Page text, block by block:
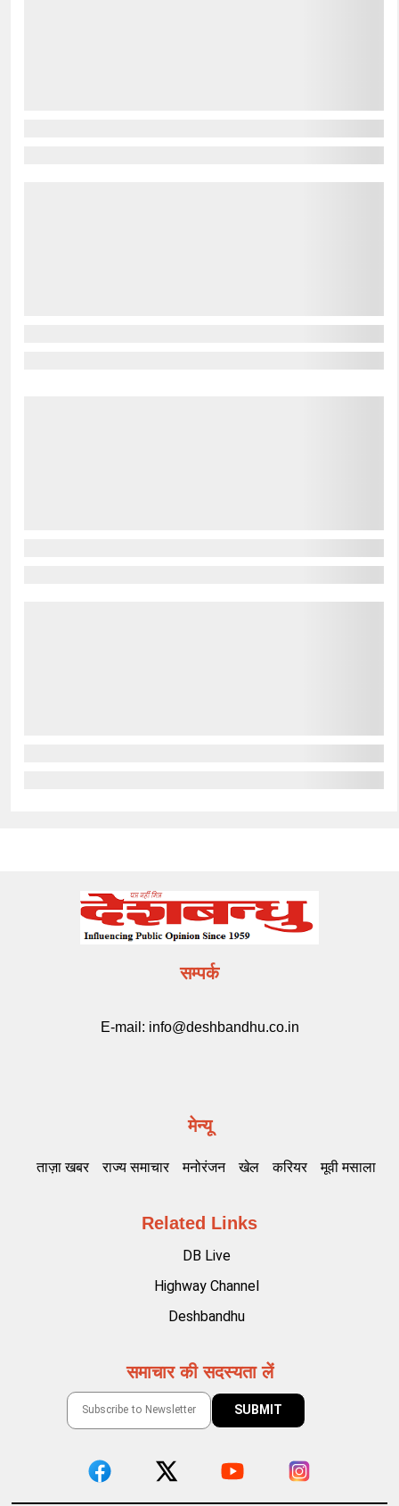
सम्पर्क
E-mail: info@deshbandhu.co.in
मेन्यू
ताज़ा खबर राज्य समाचार मनोरंजन खेल करियर मूवी मसाला
Related Links
DB Live
Highway Channel
Deshbandhu
समाचार की सदस्यता लें